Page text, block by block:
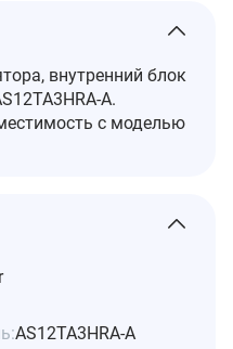
внутренний блок
A.
с моделью
AS12TA3HRA-A